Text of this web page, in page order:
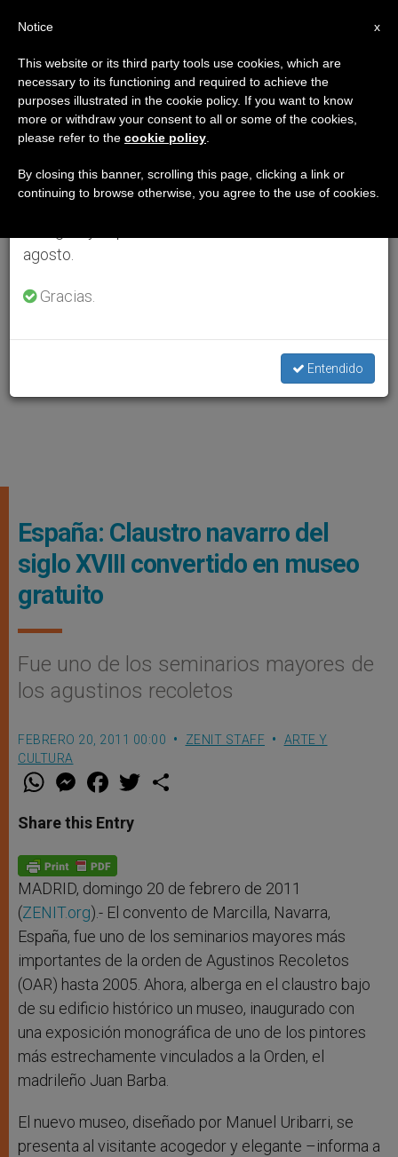
España: Claustro navarro del
siglo XVIII convertido en museo
gratuito
Fue uno de los seminarios mayores de
los agustinos recoletos
FEBRERO 20, 2011 00:00 ZENIT STAFF
ARTE Y
CULTURA
W
t
s
p
p
M
e
s
e
g
e
r
F
a
e
b
o
k
w
Share this Entry
MADRID, domingo 20 de febrero de 2011
(ZENIT.org).- El convento de Marcilla, Navarra,
España, fue uno de los seminarios mayores más
importantes de la orden de Agustinos Recoletos
(OAR) hasta 2005. Ahora, alberga en el claustro bajo
de su edificio histórico un museo, inaugurado con
una exposición monográfica de uno de los pintores
más estrechamente vinculados a la Orden, el
madrileño Juan Barba.
El nuevo museo, diseñado por Manuel Uribarri, se
presenta al visitante acogedor y elegante –informa a
×
Aviso importante
Del 27 de julio al 7 de agosto haremos la pausa
anual, aprovechando que en el periodo de verano
se generan menos informaciones y también el
agosto.
Gracias.
Entendido
x
Notice
This website or its third party tools use cookies, which are
necessary to its functioning and required to achieve the
purposes illustrated in the cookie policy. If you want to know
more or withdraw your consent to all or some of the cookies,
please refer to the cookie policy
By closing this banner, scrolling this page, clicking a link or
continuing to browse otherwise, you agree to the use of cookies.